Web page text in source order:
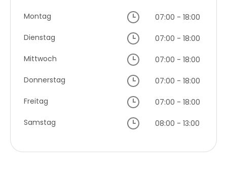
Montag
07:00 - 18:00
Dienstag
07:00 - 18:00
Mittwoch
07:00 - 18:00
Donnerstag
07:00 - 18:00
Freitag
07:00 - 18:00
Samstag
08:00 - 13:00